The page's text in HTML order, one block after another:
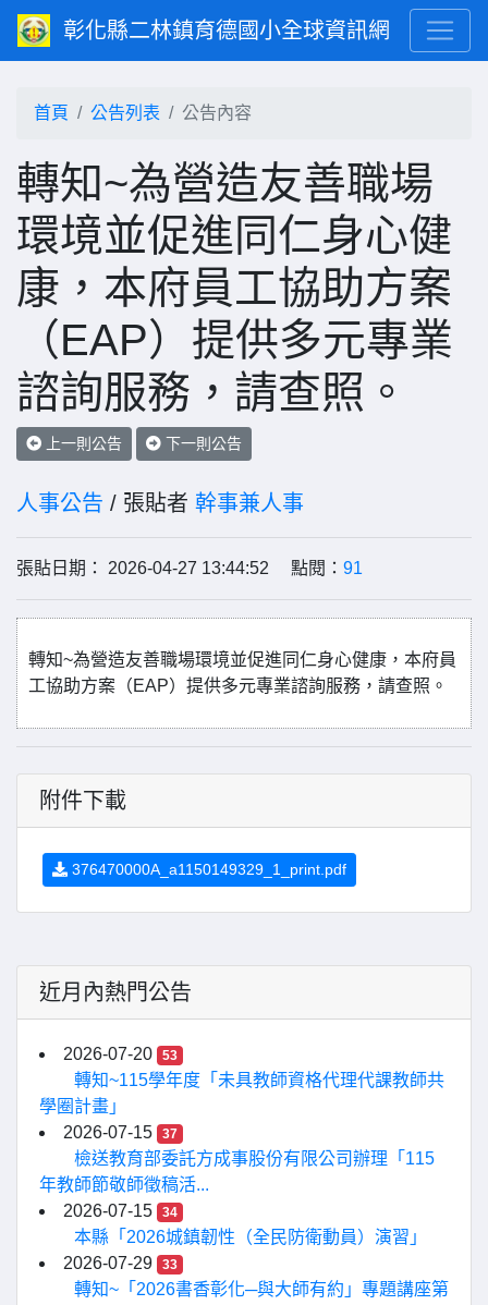
彰化縣二林鎮育德國小全球資訊網
首頁 公告列表 公告內容
轉知~為營造友善職場
環境並促進同仁身心健
康，本府員工協助方案
（EAP）提供多元專業
諮詢服務，請查照。
上一則公告 下一則公告
人事公告 / 張貼者 幹事兼人事
張貼日期： 2026-04-27 13:44:52 點閱： 91
轉知~為營造友善職場環境並促進同仁身心健康，本府員
工協助方案（EAP）提供多元專業諮詢服務，請查照。
附件下載
376470000A_a1150149329_1_print.pdf
近月內熱門公告
2026-07-20 53
轉知~115學年度「未具教師資格代理代課教師共
學圈計畫」
2026-07-15
37
檢送教育部委託方成事股份有限公司辦理「115
年教師節敬師徵稿活...
2026-07-15
34
本縣「2026城鎮韌性（全民防衛動員）演習」
2026-07-29
33
轉知~「2026書香彰化─與大師有約」專題講座第